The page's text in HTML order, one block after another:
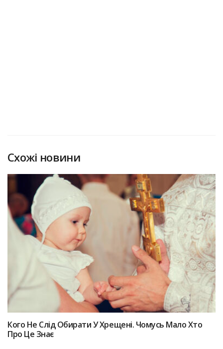
Схожі новини
Кого Не Слід Обирати У Хрещені. Чомусь Мало Хто
Про Це Знає